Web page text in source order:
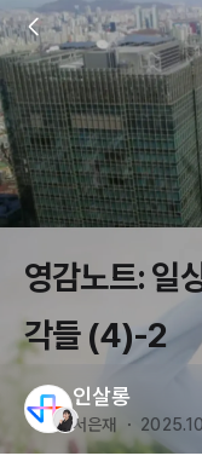
영감노트: 일
각들 (4)-2
인살롱
서은재 ・